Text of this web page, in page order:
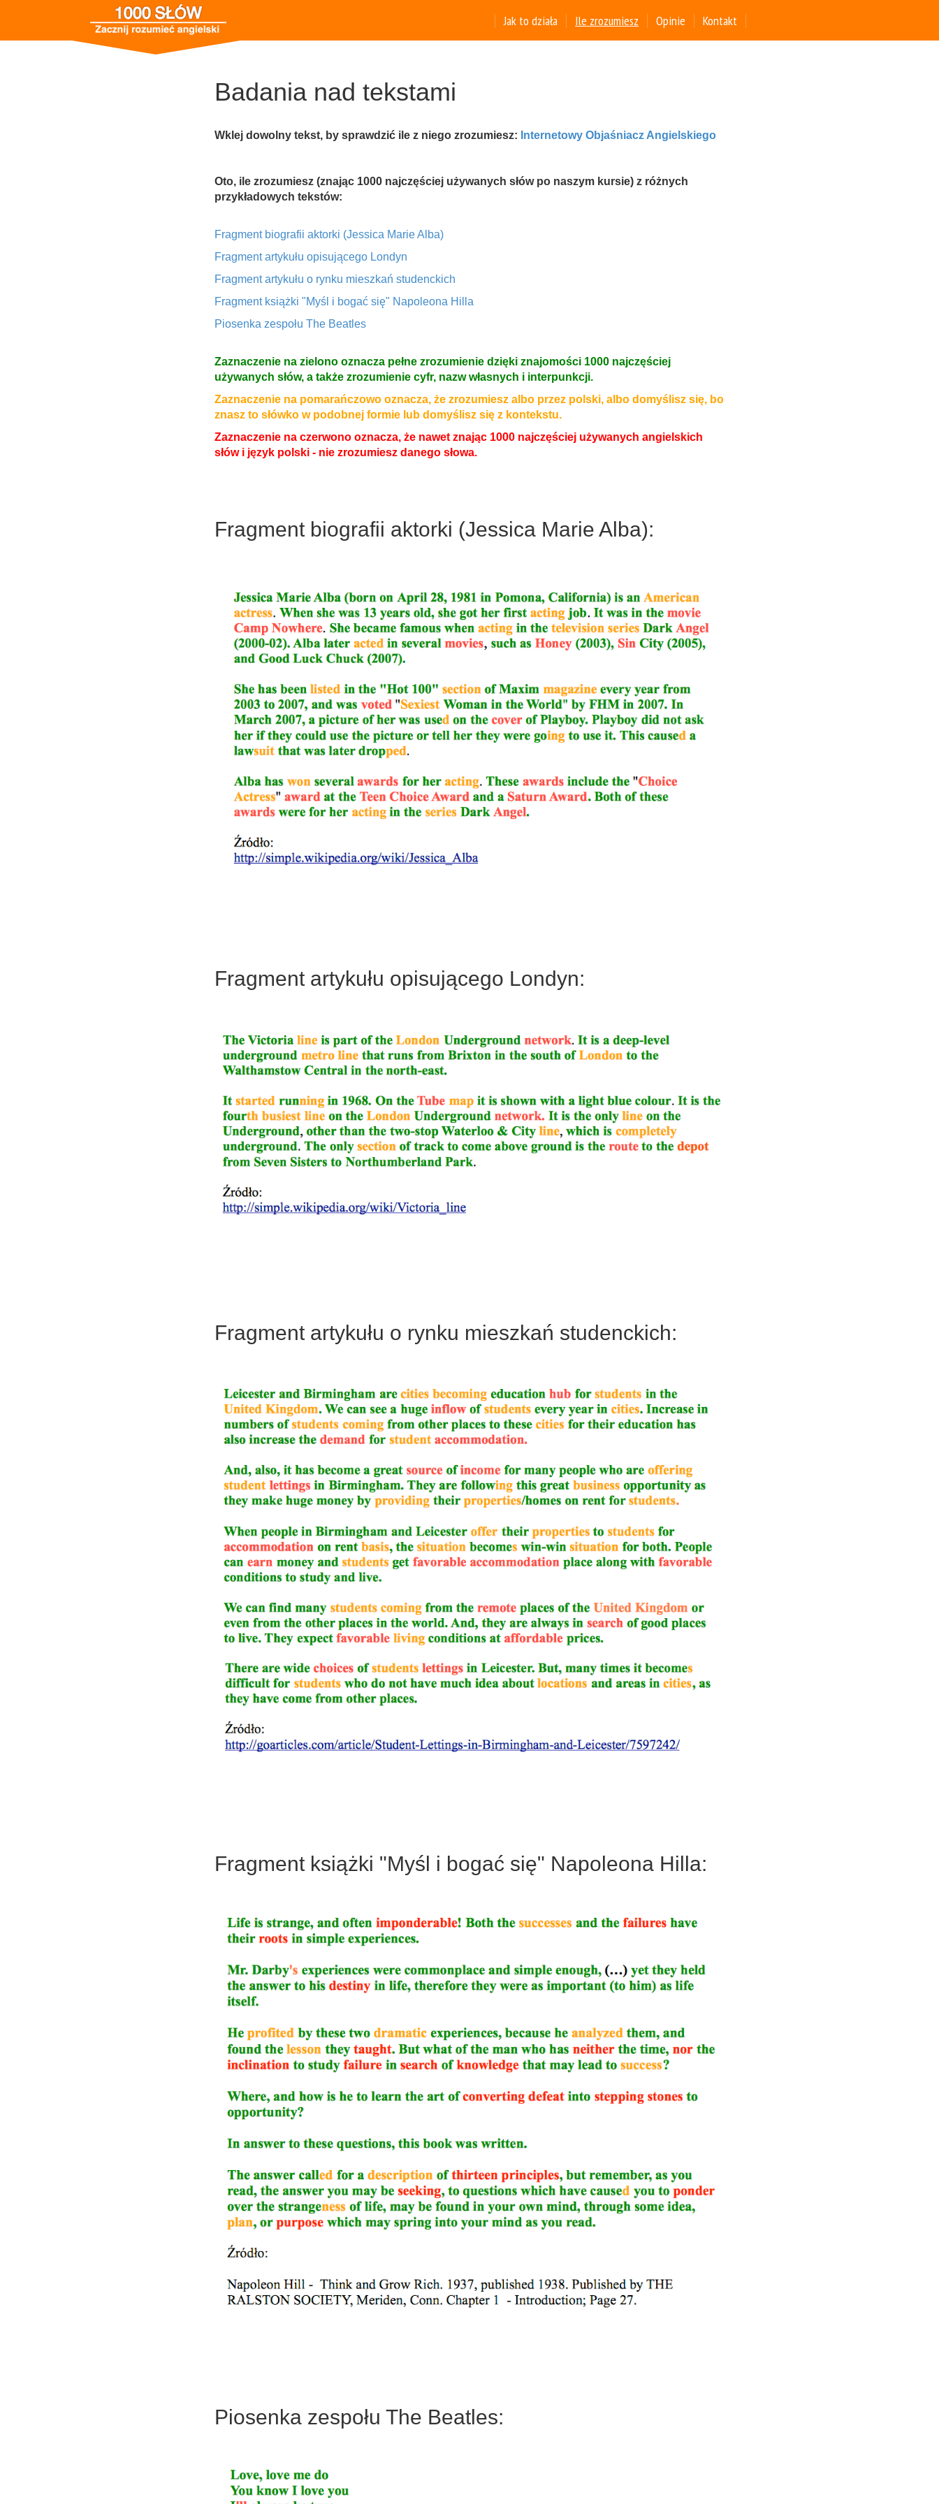
Jak to działa Ile zrozumiesz Opinie Kontakt
Badania nad tekstami
Wklej dowolny tekst, by sprawdzić ile z niego zrozumiesz: Internetowy Objaśniacz Angielskiego
Oto, ile zrozumiesz (znając 1000 najczęściej używanych słów po naszym kursie) z różnych
przykładowych tekstów:
Fragment biografii aktorki (Jessica Marie Alba)
Fragment artykułu opisującego Londyn
Fragment artykułu o rynku mieszkań studenckich
Fragment książki "Myśl i bogać się" Napoleona Hilla
Piosenka zespołu The Beatles
Zaznaczenie na zielono oznacza pełne zrozumienie dzięki znajomości 1000 najczęściej
używanych słów, a także zrozumienie cyfr, nazw własnych i interpunkcji.
Zaznaczenie na pomarańczowo oznacza, że zrozumiesz albo przez polski, albo domyślisz się, bo
znasz to słówko w podobnej formie lub domyślisz się z kontekstu.
Zaznaczenie na czerwono oznacza, że nawet znając 1000 najczęściej używanych angielskich
słów i język polski - nie zrozumiesz danego słowa.
Fragment biografii aktorki (Jessica Marie Alba):
Fragment artykułu opisującego Londyn:
Fragment artykułu o rynku mieszkań studenckich:
Fragment książki "Myśl i bogać się" Napoleona Hilla:
Piosenka zespołu The Beatles: